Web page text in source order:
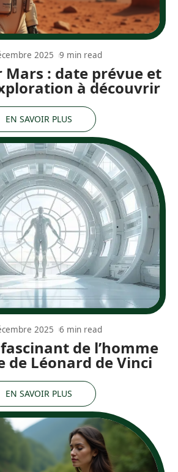
Mars : date prévue et
à découvrir
2025 9 min read
EN SAVOIR PLUS
de l’homme
de Léonard de Vinci
2025 6 min read
EN SAVOIR PLUS